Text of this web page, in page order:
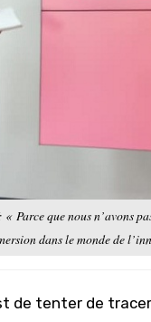
que nous n’avons
dans le monde de
de tenter de